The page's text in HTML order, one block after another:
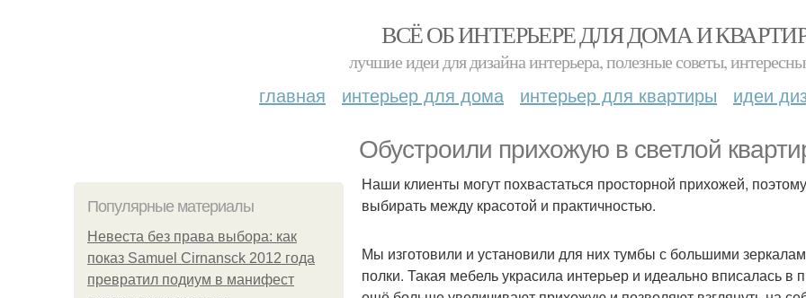
ВСЁ ОБ ИНТЕРЬЕРЕ ДЛЯ ДОМА И
лучшие идеи для дизайна интерьера, полезные советы,
главная интерьер для дома интерьер для квартиры идеи
Обустроили прихожую в светлой
Популярные материалы
Невеста без права выбора: как
показ Samuel Cirnansck 2012 года
превратил подиум в манифест
Наши клиенты могут похвастаться просторной прихожей,
выбирать между красотой и практичностью.
Мы изготовили и установили для них тумбы с большими
полки. Такая мебель украсила интерьер и идеально вписалась в